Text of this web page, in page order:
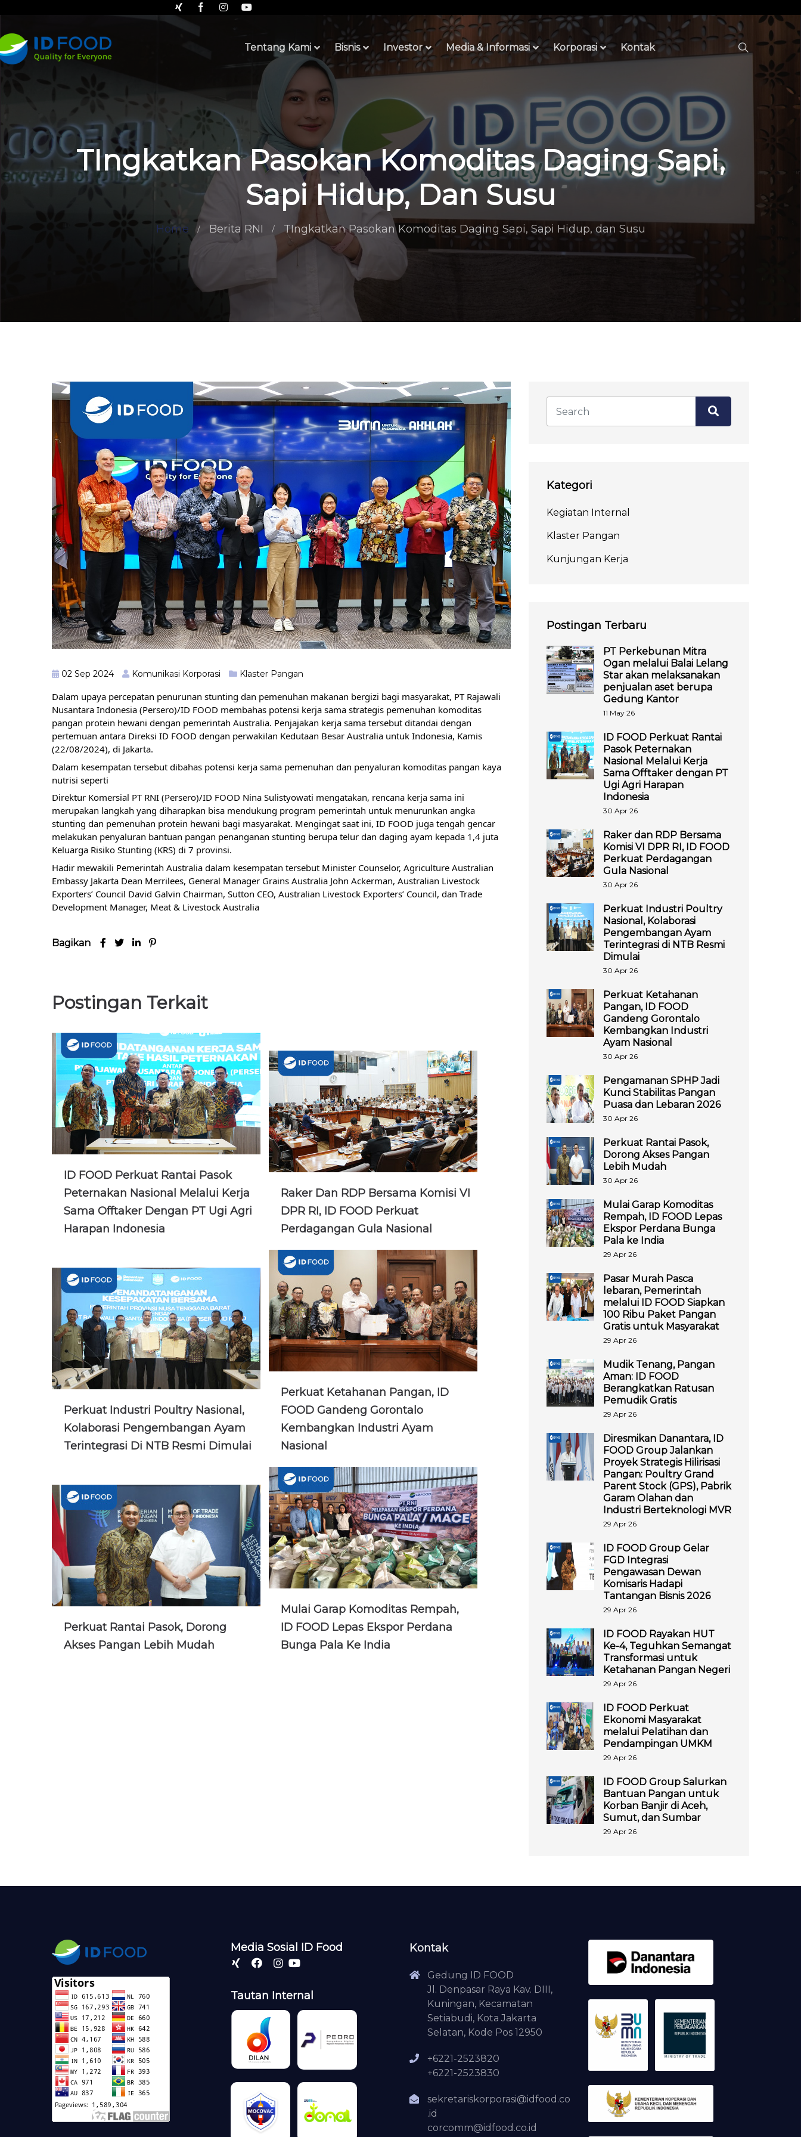
Tentang Kami Bisnis Investor Media & Informasi Korporasi Kontak
TIngkatkan Pasokan Komoditas Daging Sapi,
Sapi Hidup, Dan Susu
Home Berita RNI TIngkatkan Pasokan Komoditas Daging Sapi, Sapi Hidup, dan Susu
02 Sep 2024 Komunikasi Korporasi Klaster Pangan
Dalam upaya percepatan penurunan stunting dan pemenuhan makanan bergizi bagi masyarakat, PT Rajawali
Nusantara Indonesia (Persero)/ID FOOD membahas potensi kerja sama strategis pemenuhan komoditas
pangan protein hewani dengan pemerintah Australia. Penjajakan kerja sama tersebut ditandai dengan
pertemuan antara Direksi ID FOOD dengan perwakilan Kedutaan Besar Australia untuk Indonesia, Kamis
(22/08/2024), di Jakarta.
Dalam kesempatan tersebut dibahas potensi kerja sama pemenuhan dan penyaluran komoditas pangan kaya
nutrisi seperti
Direktur Komersial PT RNI (Persero)/ID FOOD Nina Sulistyowati mengatakan, rencana kerja sama ini
merupakan langkah yang diharapkan bisa mendukung program pemerintah untuk menurunkan angka
stunting dan pemenuhan protein hewani bagi masyarakat. Mengingat saat ini, ID FOOD juga tengah gencar
melakukan penyaluran bantuan pangan penanganan stunting berupa telur dan daging ayam kepada 1,4 juta
Keluarga Risiko Stunting (KRS) di 7 provinsi.
Hadir mewakili Pemerintah Australia dalam kesempatan tersebut Minister Counselor, Agriculture Australian
Embassy Jakarta Dean Merrilees, General Manager Grains Australia John Ackerman, Australian Livestock
Exporters’ Council David Galvin Chairman, Sutton CEO, Australian Livestock Exporters’ Council, dan Trade
Development Manager, Meat & Livestock Australia
Bagikan
Postingan Terkait
ID FOOD Perkuat Rantai Pasok
Peternakan Nasional Melalui Kerja
Sama Offtaker Dengan PT Ugi Agri
Harapan Indonesia
Raker Dan RDP Bersama Komisi VI
DPR RI, ID FOOD Perkuat
Perdagangan Gula Nasional
Perkuat Industri Poultry Nasional,
Kolaborasi Pengembangan Ayam
Terintegrasi Di NTB Resmi Dimulai
Perkuat Ketahanan Pangan, ID
FOOD Gandeng Gorontalo
Kembangkan Industri Ayam
Nasional
Perkuat Rantai Pasok, Dorong
Akses Pangan Lebih Mudah
Mulai Garap Komoditas Rempah,
ID FOOD Lepas Ekspor Perdana
Bunga Pala Ke India
Kategori
Kegiatan Internal
Klaster Pangan
Kunjungan Kerja
Postingan Terbaru
PT Perkebunan Mitra
Ogan melalui Balai Lelang
Star akan melaksanakan
penjualan aset berupa
Gedung Kantor
11 May 26
ID FOOD Perkuat Rantai
Pasok Peternakan
Nasional Melalui Kerja
Sama Offtaker dengan PT
Ugi Agri Harapan
Indonesia
30 Apr 26
Raker dan RDP Bersama
Komisi VI DPR RI, ID FOOD
Perkuat Perdagangan
Gula Nasional
30 Apr 26
Perkuat Industri Poultry
Nasional, Kolaborasi
Pengembangan Ayam
Terintegrasi di NTB Resmi
Dimulai
30 Apr 26
Perkuat Ketahanan
Pangan, ID FOOD
Gandeng Gorontalo
Kembangkan Industri
Ayam Nasional
30 Apr 26
Pengamanan SPHP Jadi
Kunci Stabilitas Pangan
Puasa dan Lebaran 2026
30 Apr 26
Perkuat Rantai Pasok,
Dorong Akses Pangan
Lebih Mudah
30 Apr 26
Mulai Garap Komoditas
Rempah, ID FOOD Lepas
Ekspor Perdana Bunga
Pala ke India
29 Apr 26
Pasar Murah Pasca
lebaran, Pemerintah
melalui ID FOOD Siapkan
100 Ribu Paket Pangan
Gratis untuk Masyarakat
29 Apr 26
Mudik Tenang, Pangan
Aman: ID FOOD
Berangkatkan Ratusan
Pemudik Gratis
29 Apr 26
Diresmikan Danantara, ID
FOOD Group Jalankan
Proyek Strategis Hilirisasi
Pangan: Poultry Grand
Parent Stock (GPS), Pabrik
Garam Olahan dan
Industri Berteknologi MVR
29 Apr 26
ID FOOD Group Gelar
FGD Integrasi
Pengawasan Dewan
Komisaris Hadapi
Tantangan Bisnis 2026
29 Apr 26
ID FOOD Rayakan HUT
Ke-4, Teguhkan Semangat
Transformasi untuk
Ketahanan Pangan Negeri
29 Apr 26
ID FOOD Perkuat
Ekonomi Masyarakat
melalui Pelatihan dan
Pendampingan UMKM
29 Apr 26
ID FOOD Group Salurkan
Bantuan Pangan untuk
Korban Banjir di Aceh,
Sumut, dan Sumbar
29 Apr 26
Media Sosial ID Food
Tautan Internal
Kontak
Gedung ID FOOD
Jl. Denpasar Raya Kav. DIII,
Kuningan, Kecamatan
Setiabudi, Kota Jakarta
Selatan, Kode Pos 12950
+6221-2523820
+6221-2523830
sekretariskorporasi@idfood.co
.id
corcomm@idfood.co.id